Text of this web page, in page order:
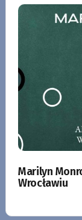
Marilyn
Wrocławiu